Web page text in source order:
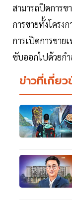
สามารถปิดการข
การขายทั้งโครง
การเปิดการขา
ซับออกไปด้วยกำ
ข่าวที่เกี่ย